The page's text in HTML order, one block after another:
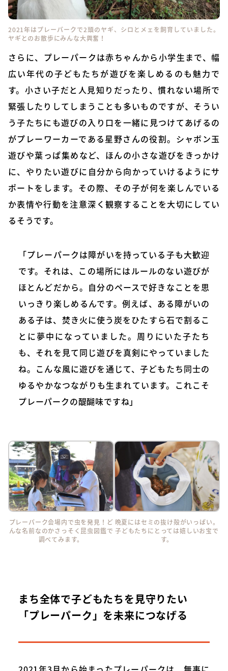
2021年はプレーパークで2頭のヤギ、シロとメェを飼育していました。
ヤギとのお散歩にみんな大興奮！
さらに、プレーパークは赤ちゃんから小学生まで、幅
広い年代の子どもたちが遊びを楽しめるのも魅力で
す。小さい子だと人見知りだったり、慣れない場所で
緊張したりしてしまうことも多いものですが、そうい
う子たちにも遊びの入り口を一緒に見つけてあげるの
がプレーワーカーである星野さんの役割。シャボン玉
遊びや葉っぱ集めなど、ほんの小さな遊びをきっかけ
に、やりたい遊びに自分から向かっていけるようにサ
ポートをします。その際、その子が何を楽しんでいる
か表情や行動を注意深く観察することを大切にしてい
るそうです。
「プレーパークは障がいを持っている子も大歓迎
です。それは、この場所にはルールのない遊びが
ほとんどだから。自分のペースで好きなことを思
いっきり楽しめるんです。例えば、ある障がいの
ある子は、焚き火に使う炭をひたすら石で割るこ
とに夢中になっていました。周りにいた子たち
も、それを見て同じ遊びを真剣にやっていました
ね。こんな風に遊びを通じて、子どもたち同士の
ゆるやかなつながりも生まれています。これこそ
プレーパークの醍醐味ですね」
プレーパーク会場内で虫を発見！ど
んな名前なのかさっそく昆虫図鑑で
調べてみます。
晩夏にはセミの抜け殻がいっぱい。
子どもたちにとっては嬉しいお宝で
す。
まち全体で子どもたちを見守りたい
「プレーパーク」を未来につなげる